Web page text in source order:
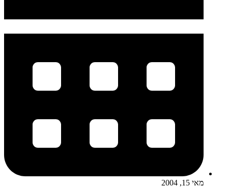
מאי 15, 2004